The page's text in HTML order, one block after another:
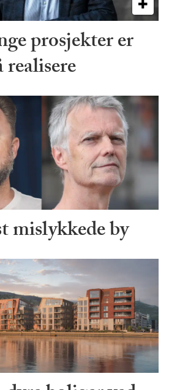
prosjekter er
realisere
mislykkede by